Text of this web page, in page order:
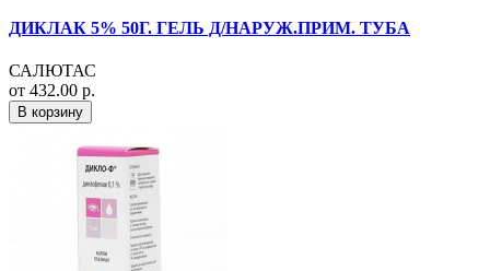
ДИКЛАК 5% 50Г. ГЕЛЬ Д/НАРУЖ.ПРИМ. ТУБА
САЛЮТАС
от 432.00 р.
В корзину